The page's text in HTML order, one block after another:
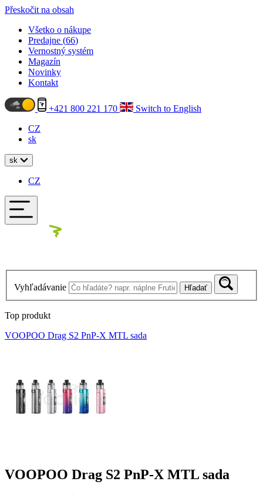
Přeskočit na obsah
Všetko o nákupe
Predajne (66)
Vernostný systém
Magazín
Novinky
Kontakt
+421 800 221 170
Switch to English
CZ
sk
sk
CZ
Vyhľadávanie Hľadať
Top produkt
VOOPOO Drag S2 PnP-X MTL sada
VOOPOO Drag S2 PnP-X MTL sada